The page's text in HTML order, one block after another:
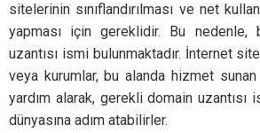
sitelerinin sınıflandırılması ve net
yapması için gereklidir. Bu nedenle,
uzantısı ismi bulunmaktadır. İnternet
veya kurumlar, bu alanda hizmet
yardım alarak, gerekli domain
dünyasına adım atabilirler.